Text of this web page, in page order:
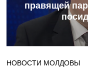
правящей
НОВОСТИ МОЛДОВЫ